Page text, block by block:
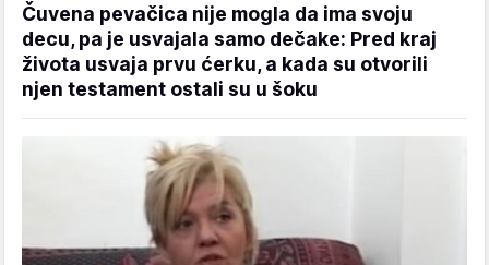
Čuvena pevačica nije mogla da ima svoju
decu, pa je usvajala samo dečake: Pred kraj
života usvaja prvu ćerku, a kada su otvorili
njen testament ostali su u šoku